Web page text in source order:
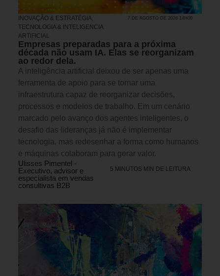
INOVAÇÃO & ESTRATÉGIA,
TECNOLOGIA & INTELIGENCIA
ARTIFICIAL
7 DE AGOSTO DE 2026 14H00
Empresas preparadas para a próxima
década não usam IA. Elas se reorganizam
ao redor dela.
A inteligência artificial deixou de ser apenas uma
ferramenta de apoio para se tornar uma
infraestrutura capaz de reorganizar decisões,
processos e modelos de trabalho. Em um cenário
marcado pelo avanço dos agentes inteligentes, o
desafio das lideranças já não é implementar
tecnologia, mas redesenhar a forma como humanos
e máquinas colaboram para gerar valor.
Ulisses Pimentel -
Executivo, advisor e
especialista em vendas
consultivas B2B
5 MINUTOS MIN DE LEITURA